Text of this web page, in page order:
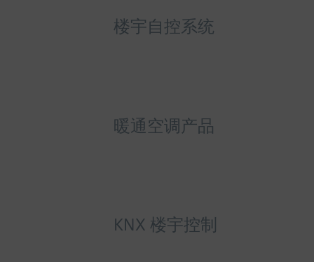
楼宇自控系统
暖通空调产品
KNX 楼宇控制